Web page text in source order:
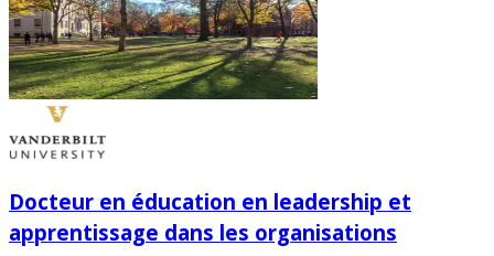
Docteur en éducation en leadership et
apprentissage dans les organisations